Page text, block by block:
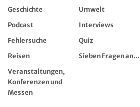
Geschichte Umwelt
Podcast
Interviews
Fehlersuche
Quiz
Reisen
Sieben Fragen an...
Veranstaltungen,
Konferenzen und
Messen